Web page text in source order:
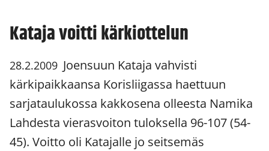
Kataja voitti kärkiottelun
28.2.2009 Joensuun Kataja vahvisti
kärkipaikkaansa Korisliigassa haettuun
sarjataulukossa kakkosena olleesta Namika
Lahdesta vierasvoiton tuloksella 96-107 (54-
45). Voitto oli Katajalle jo seitsemäs